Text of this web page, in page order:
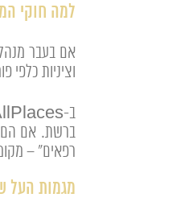
למה חוקי
אם בעבר
וציניות
ברשת. אם הם
רפאים" –
מגמות העל